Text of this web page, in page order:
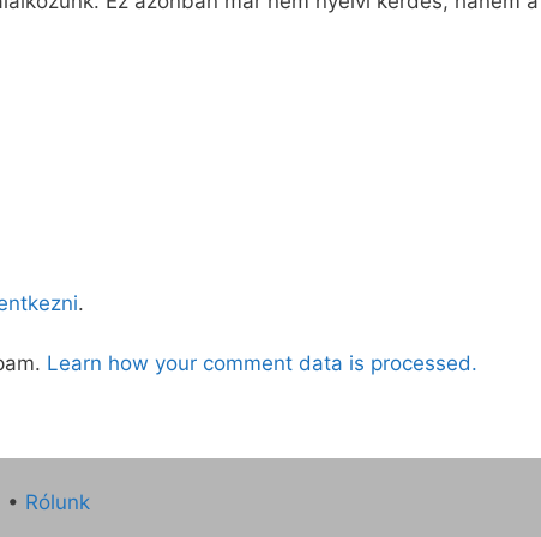
.
Learn how your comment data is processed.
• Rólunk